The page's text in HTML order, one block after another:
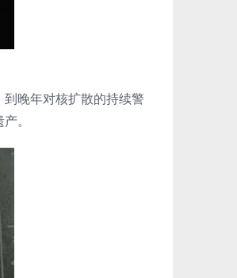
晚年对核扩散的持续警
。